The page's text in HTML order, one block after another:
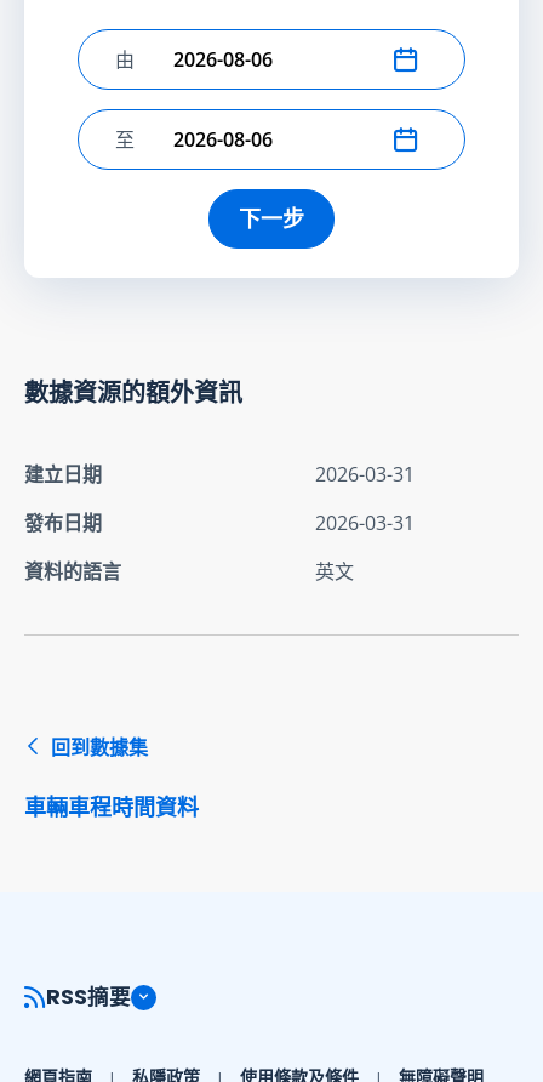
選擇開始日期
由
選擇結束日期
至
下一步
數據資源的額外資訊
建立日期
2026-03-31
發布日期
2026-03-31
資料的語言
英文
回到數據集
車輛車程時間資料
RSS摘要
網頁指南 私隱政策 使用條款及條件 無障礙聲明